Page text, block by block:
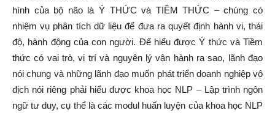
hình của bộ não là Ý THỨC và TIỀM THỨC – chúng có
nhiệm vụ phân tích dữ liệu để đưa ra quyết định hành vi, thái
độ, hành động của con người. Để hiểu được Ý thức và Tiềm
thức có vai trò, vị trí và nguyên lý vận hành ra sao, lãnh đạo
nói chung và những lãnh đạo muốn phát triển doanh nghiệp vô
địch nói riêng phải hiểu được khoa học NLP – Lập trình ngôn
ngữ tư duy, cụ thể là các modul huấn luyện của khoa học NLP